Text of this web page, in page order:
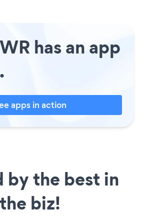
has an app
apps in action
by the best in
the biz!